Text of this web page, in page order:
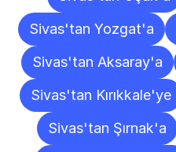
Sivas'tan Yozgat'a
Sivas'tan Aksaray'a
Sivas'tan Kırıkkale'ye
Sivas'tan Şırnak'a